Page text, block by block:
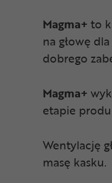
Magma+ to
na głowę
dobrego
Magma+
etapie
Wentylację
masę kasku.